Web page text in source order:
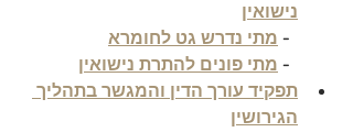
נישואין
מתי נדרש גט לחומרא
מתי פונים להתרת נישואין
תפקיד עורך הדין והמגשר בתהליך
הגירושין